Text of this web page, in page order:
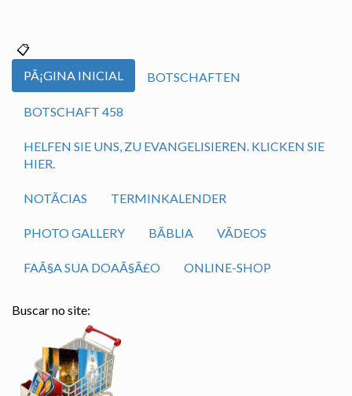
PÃ¡GINA INICIAL BOTSCHAFTEN
BOTSCHAFT 458
HELFEN SIE UNS, ZU EVANGELISIEREN. KLICKEN SIE
HIER.
NOTÃ­CIAS TERMINKALENDER
PHOTO GALLERY BÃ­BLIA VÃ­DEOS
FAÃ§A SUA DOAÃ§Ã£O ONLINE-SHOP
Buscar no site: